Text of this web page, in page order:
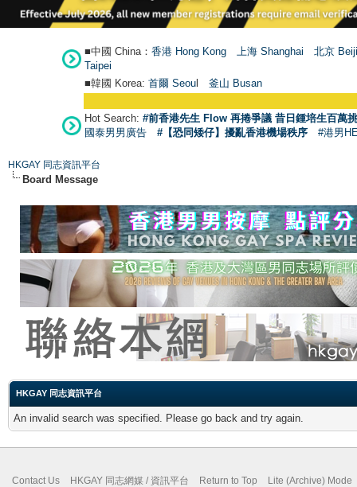
■中國 China： 香港 Hong Kong 上海 Shanghai
北京
Taipei
■韓國 Korea: 首爾 Seoul 釜山 Busan
Hot Search: #前香港先生 Flow 再捲爭議 昔日鍾培生百萬
國泰男男廣告
#【恐同矮仔】擾亂香港機場秩序 #港男
HKGAY 同志資訊平台
Board Message
HKGAY 同志資訊平台
An invalid search was specified. Please go back and try again.
Contact Us HKGAY 同志網媒 / 資訊平台 Return to Top Lite (Archive) Mode